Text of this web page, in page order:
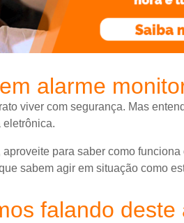
alarme
viver com segurança. Mas
eletrônica.
para saber como
sabem agir em situação como
falando deste